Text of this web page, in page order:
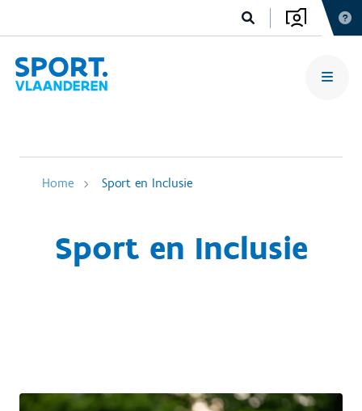
Home Sport en Inclusie
Sport en Inclusie